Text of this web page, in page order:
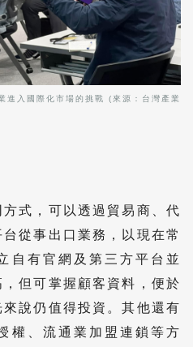
進入國際化市場的挑戰 (來源：台灣產業
式，可以透過貿易商、代
從事出口業務，以現在常
自有官網及第三方平台並
但可掌握顧客資料，便於
說仍值得投資。其他還有
權、流通業加盟連鎖等方